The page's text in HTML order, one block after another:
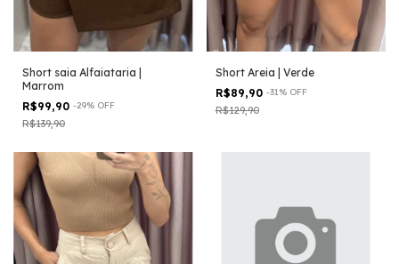
Short saia Alfaiataria |
Marrom
R$99,90 -29% OFF
R$139,90
Short Areia | Verde
R$89,90 -31% OFF
R$129,90